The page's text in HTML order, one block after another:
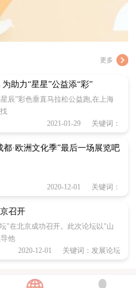
更多
助力“星星”公益添“彩”
辰”彩色垂直马拉松公益跑,在上海
2021-01-29 关键词：
·欧洲文化季”最后一场展览吧
2020-12-01 关键词：
召开
"在北京成功召开。此次论坛以"山
他
2020-12-01 关键词：发展论坛